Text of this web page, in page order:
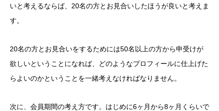
いと考えるならば、20名の方とお見合いしたほうが良いと考えま
す。
20名の方とお見合いをするためには50名以上の方から申受けが
欲しいということになれば、どのようなプロフィールに仕上げた
らよいのかということを一緒考えなければなりません。
次に、会員期間の考え方です。はじめに6ヶ月から8ヶ月くらいで